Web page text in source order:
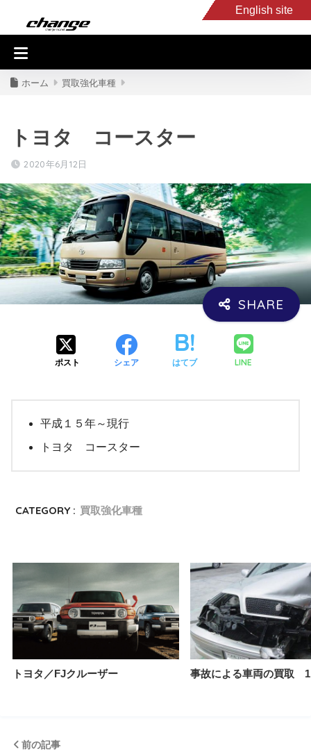
English site
入庫車情報
ホーム 買取強化車種
トヨタ コースター
2020年6月12日
ポスト シェア はてブ LINE
平成１５年～現行
トヨタ コースター
CATEGORY : 買取強化車種
トヨタ／FJクルーザー 事故による車両の買取 1
前の記事